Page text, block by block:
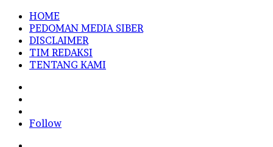
HOME
PEDOMAN MEDIA SIBER
DISCLAIMER
TIM REDAKSI
TENTANG KAMI
In
Follow